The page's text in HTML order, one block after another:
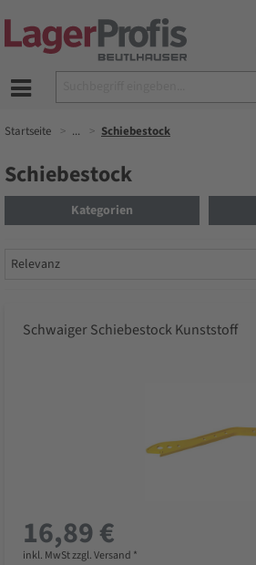
Startseite ... Schiebestock
Schiebestock
Kategorien
Schwaiger Schiebestock Kunststoff
16,89 €
inkl. MwSt zzgl. Versand *